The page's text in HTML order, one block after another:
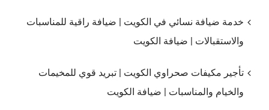
خدمة ضيافة نسائي في الكويت | ضيافة راقية للمناسبات
والاستقبالات | ضيافة الكويت
تأجير مكيفات صحراوي الكويت | تبريد قوي للمخيمات
والخيام والمناسبات | ضيافة الكويت